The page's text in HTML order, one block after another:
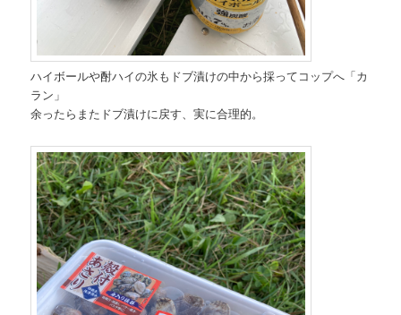
ハイボールや酎ハイの氷もドブ漬けの中から採ってコップへ「カ
ラン」
余ったらまたドブ漬けに戻す、実に合理的。